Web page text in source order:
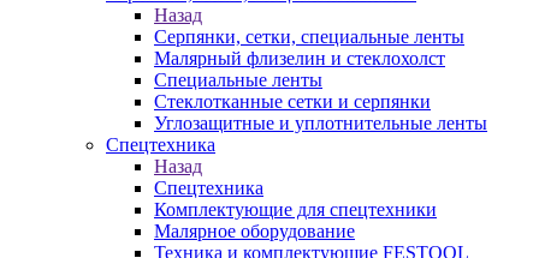
Назад
Серпянки, сетки, специальные ленты
Малярный флизелин и стеклохолст
Специальные ленты
Стеклотканные сетки и серпянки
Углозащитные и уплотнительные ленты
Спецтехника
Назад
Спецтехника
Комплектующие для спецтехники
Малярное оборудование
Техника и комплектующие FESTOOL